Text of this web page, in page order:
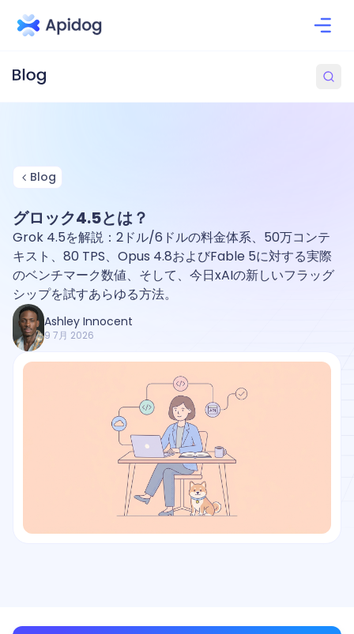
Blog
グロック4.5とは？
Grok 4.5を解説：2ドル/6ドルの料金体系、50万コンテ
キスト、80 TPS、Opus 4.8およびFable 5に対する実際
のベンチマーク数値、そして、今日xAIの新しいフラッグ
シップを試すあらゆる方法。
Ashley Innocent
9 7月 2026